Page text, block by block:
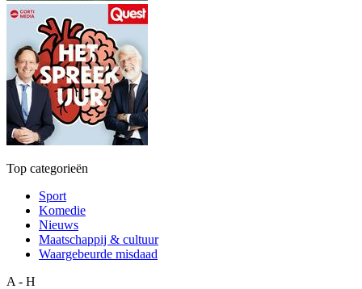
Top categorieën
Sport
Komedie
Nieuws
Maatschappij & cultuur
Waargebeurde misdaad
A - H